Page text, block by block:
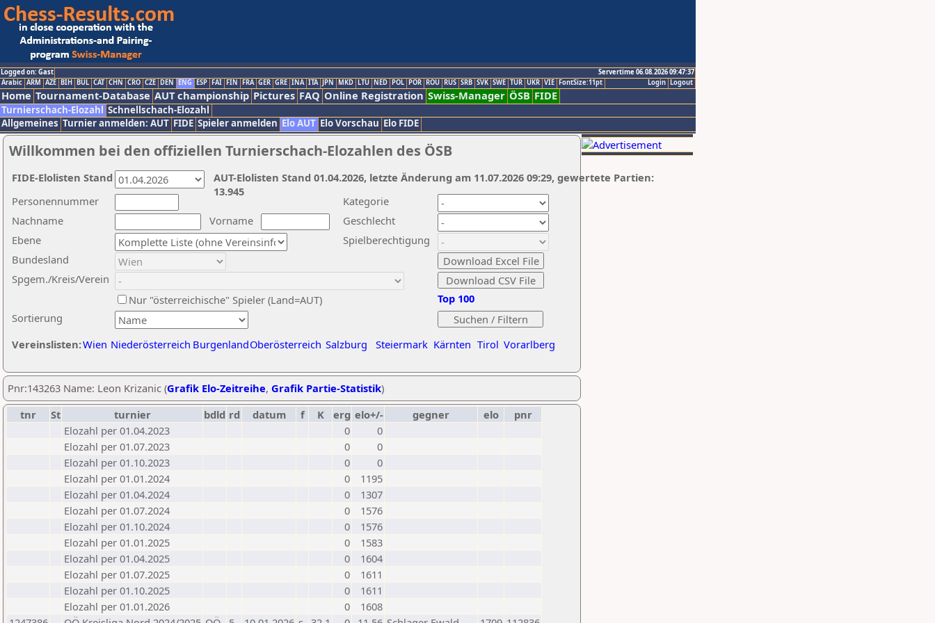
Logged on: Gast
Servertime 06.08.2026 09:47:37
Logout
Login
Arabic ARM AZE BIH BUL CAT CHN CRO CZE DEN ENG ESP FAI FIN FRA GER GRE INA ITA JPN MKD LTU NED POL POR ROU RUS SRB SVK SWE TUR UKR VIE FontSize:11pt
Home Tournament-Database AUT championship Pictures FAQ Online Registration Swiss-Manager ÖSB FIDE
Turnierschach-Elozahl Schnellschach-Elozahl
Allgemeines Turnier anmelden: AUT FIDE Spieler anmelden Elo AUT Elo Vorschau Elo FIDE
Willkommen bei den offiziellen Turnierschach-Elozahlen des ÖSB
Nachname
Vorname
Ebene
Kategorie
Sortierung
Personennummer
Bundesland
Spgem./Kreis/Verein
Geschlecht
Nur "österreichische" Spieler (Land=AUT)
Spielberechtigung
Vereinslisten:Wien Niederösterreich BurgenlandOberösterreich Salzburg Steiermark Kärnten Tirol Vorarlberg
Top 100
AUT-Elolisten Stand 01.04.2026, letzte Änderung am 11.07.2026 09:29, gewertete Partien:
13.945
FIDE-Elolisten Stand
Pnr:143263 Name: Leon Krizanic (Grafik Elo-Zeitreihe, Grafik Partie-Statistik)
tnr
St turnier bdld rd datum f K erg elo+/- gegner elo
pnr
Elozahl per 01.04.2023
0
0
Elozahl per 01.07.2023
0
0
Elozahl per 01.10.2023
0
0
Elozahl per 01.01.2024
0
1195
Elozahl per 01.04.2024
0
1307
Elozahl per 01.07.2024
0
1576
Elozahl per 01.10.2024
0
1576
Elozahl per 01.01.2025
0
1583
Elozahl per 01.04.2025
0
1604
Elozahl per 01.07.2025
0
1611
Elozahl per 01.10.2025
0
1611
Elozahl per 01.01.2026
0
1608